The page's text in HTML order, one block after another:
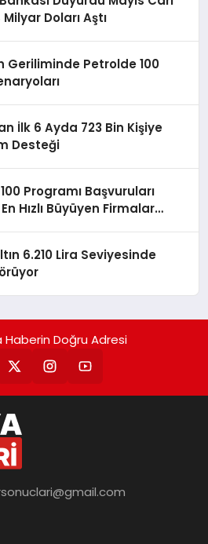
Milyar Doları Aştı
Geriliminde Petrolde 100
İlk 6 Ayda 723 Bin Kişiye
Desteği
Programı Başvuruları
Hızlı Büyüyen Firmalar
6.210 Lira Seviyesinde
Doğru Adresi